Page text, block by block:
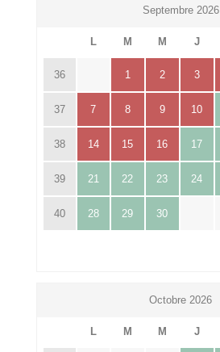
Septembre 2026
L M M J
36 1 2 3
37 7 8 9 10
38 14 15 16 17
39 21 22 23 24
40 28 29 30
Octobre 2026
L M M J